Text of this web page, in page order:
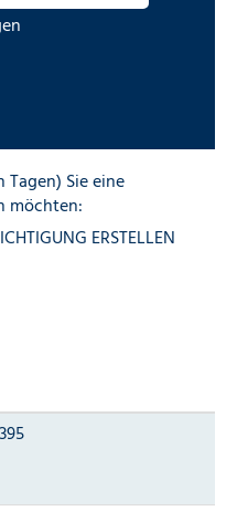
Sie eine
möchten:
ERSTELLEN